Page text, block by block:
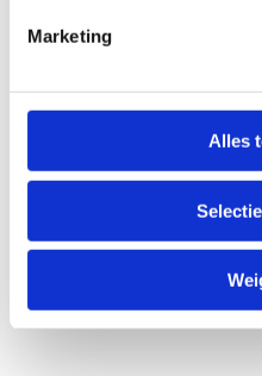
Marketing
Alles
Ik geef toestemming